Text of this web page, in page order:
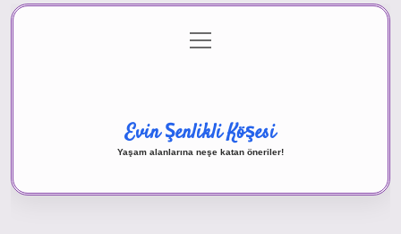
Gizlilik Politikası
menüyü
aç
Evin Şenlikli Köşesi
Yaşam alanlarına neşe katan öneriler!